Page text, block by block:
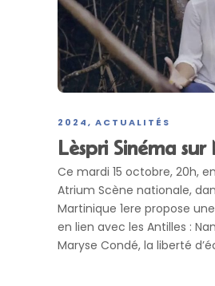
2024 , ACTUALITÉS
Lèspri Sinéma
Ce mardi 15 octobre, 20h,
Atrium Scène nationale,
Martinique 1ere propose
en lien avec les Antilles :
Maryse Condé, la liberté